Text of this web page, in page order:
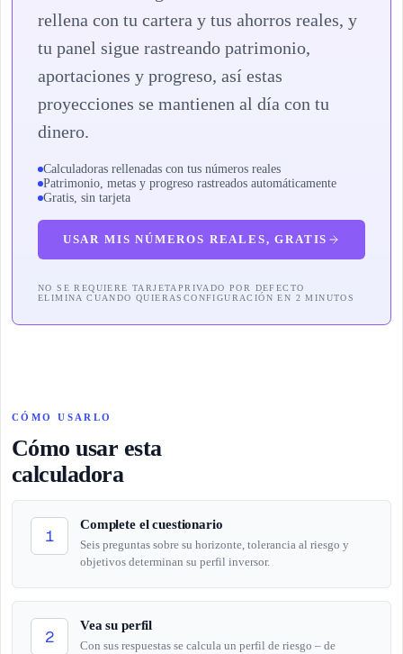
rellena con tu cartera y tus ahorros reales, y
tu panel sigue rastreando patrimonio,
aportaciones y progreso, así estas
proyecciones se mantienen al día con tu
dinero.
Calculadoras rellenadas con tus números reales
Patrimonio, metas y progreso rastreados automáticamente
Gratis, sin tarjeta
USAR MIS NÚMEROS REALES, GRATIS
NO SE REQUIERE TARJETAPRIVADO POR DEFECTO
ELIMINA CUANDO QUIERAS CONFIGURACIÓN EN 2 MINUTOS
CÓMO USARLO
Cómo usar esta
calculadora
1
Complete el cuestionario
Seis preguntas sobre su horizonte, tolerancia al riesgo y
objetivos determinan su perfil inversor.
2
Vea su perfil
Con sus respuestas se calcula un perfil de riesgo – de